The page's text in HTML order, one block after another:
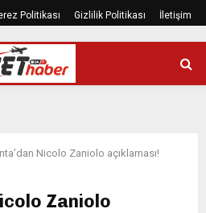
Politikası Gizlilik Politikası İletişim
Nicolo Zaniolo açıklaması!
Zaniolo